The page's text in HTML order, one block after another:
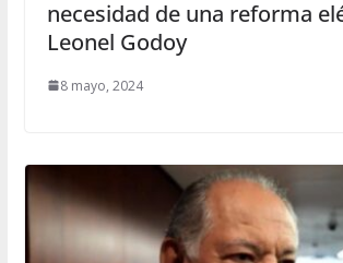
necesidad de una reforma
Leonel Godoy
8 mayo, 2024